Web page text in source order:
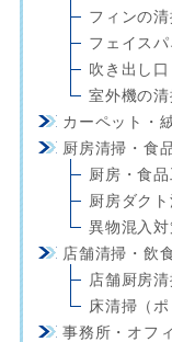
フィンの
フェイス
吹き出し
室外機の
カーペット・
厨房清掃・食
厨房・食
厨房ダク
異物混入
店舗清掃・飲
店舗厨房
床清掃（
事務所・オフ